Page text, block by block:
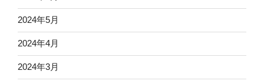
2024年5月
2024年4月
2024年3月